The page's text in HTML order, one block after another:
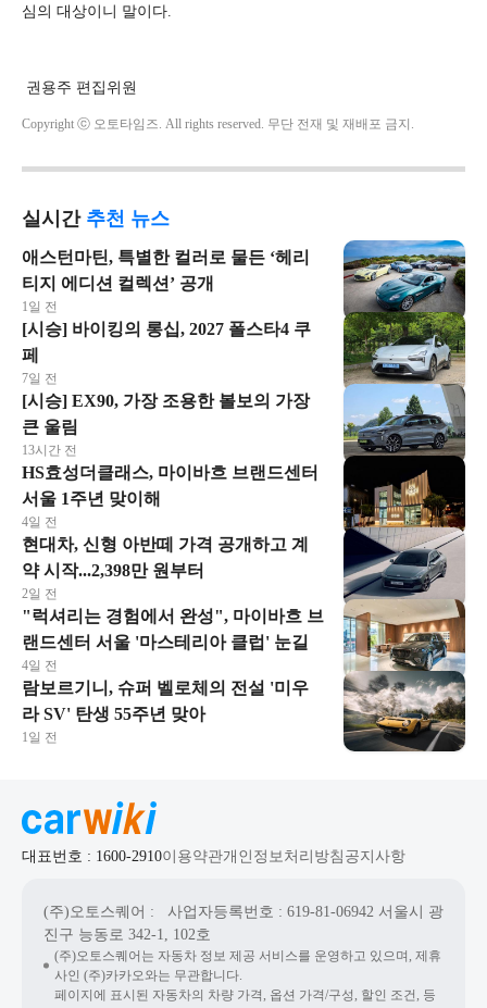
심의 대상이니 말이다.
권용주 편집위원
Copyright ⓒ 오토타임즈. All rights reserved. 무단 전재 및 재배포 금지.
실시간 추천 뉴스
애스턴마틴, 특별한 컬러로 물든 ‘헤리
티지 에디션 컬렉션’ 공개
1일 전
[시승] 바이킹의 롱십, 2027 폴스타4 쿠
페
7일 전
[시승] EX90, 가장 조용한 볼보의 가장
큰 울림
13시간 전
HS효성더클래스, 마이바흐 브랜드센터
서울 1주년 맞이해
4일 전
현대차, 신형 아반떼 가격 공개하고 계
약 시작...2,398만 원부터
2일 전
"럭셔리는 경험에서 완성", 마이바흐 브
랜드센터 서울 '마스테리아 클럽' 눈길
4일 전
람보르기니, 슈퍼 벨로체의 전설 '미우
라 SV' 탄생 55주년 맞아
1일 전
대표번호 : 1600-2910이용약관개인정보처리방침 공지사항
(주)오토스퀘어 : 사업자등록번호 : 619-81-06942 서울시 광
진구 능동로 342-1, 102호
(주)오토스퀘어는 자동차 정보 제공 서비스를 운영하고 있으며, 제휴
사인 (주)카카오와는 무관합니다.
페이지에 표시된 자동차의 차량 가격, 옵션 가격/구성, 할인 조건, 등